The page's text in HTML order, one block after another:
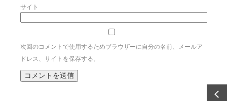
サイト
次回のコメントで使用するためブラウザーに自分の名前、メールア
ドレス、サイトを保存する。